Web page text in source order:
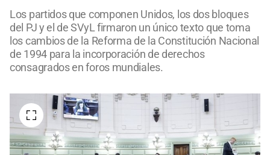
Los partidos que componen Unidos, los dos bloques
del PJ y el de SVyL firmaron un único texto que toma
los cambios de la Reforma de la Constitución Nacional
de 1994 para la incorporación de derechos
consagrados en foros mundiales.